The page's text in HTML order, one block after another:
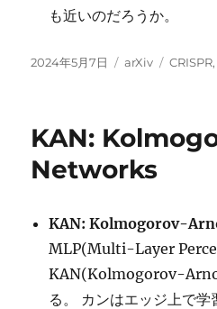
も近いのだろうか。
投
2024年5月7日
カ
ー
arXiv
タ
CRISPR,
KAN:
Networks
KAN: Kolmogorov-
MLP(Multi-Layer
KAN(Kolmogorov-
る。 カンはエッジ上で